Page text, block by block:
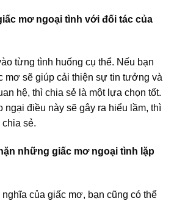
mơ ngoại tình với đối tác của
từng tình huống cụ thể. Nếu bạn
mơ sẽ giúp cải thiện sự tin tưởng và
hệ, thì chia sẻ là một lựa chọn tốt.
ngại điều này sẽ gây ra hiểu lầm, thì
chia sẻ.
những giấc mơ ngoại tình lặp
của giấc mơ, bạn cũng có thể